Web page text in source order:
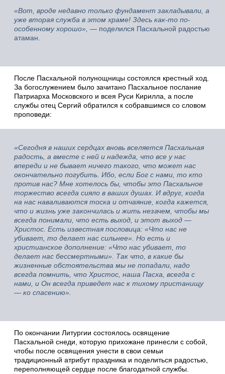
«Вот, вроде недавно только фундамент закладывали, а
уже вторая служба в этом храме! Здесь как-то по-
особенному хорошо», — поделился Пасхальной радостью
атаман.
После Пасхальной полунощницы состоялся крестный ход.
За богослужением было зачитано Пасхальное послание
Патриарха Московского и всея Руси Кирилла, а после
службы отец Сергий обратился к собравшимся со словом
проповеди:
«Сегодня в наших сердцах вновь вселяется Пасхальная
радость, а вместе с ней и надежда, что все у нас
впереди и не бывает ничего такого, что может нас
окончательно погубить. Ибо, если Бог с нами, то кто
против нас? Мне хотелось бы, чтобы это Пасхальное
торжество всегда сияло в ваших душах. И вдруг, когда
на нас наваливаются тоска и отчаяние, когда кажется,
что и жизнь уже закончилась и жить незачем, чтобы мы
всегда понимали, что есть выход, и этот выход —
Христос. Есть известная пословица: «Что нас не
убивает, то делает нас сильнее». Но есть и
христианское дополнение: «Что нас убивает, то
делает нас бессмертными». Так что, в какие бы
жизненные обстоятельства мы не попадали, надо
всегда помнить, что Христос, наша Пасха, всегда с
нами, и Он всегда приведет нас к тихому пристанищу
— ко спасению».
По окончании Литургии состоялось освящение
Пасхальной снеди, которую прихожане принесли с собой,
чтобы после освящения унести в свои семьи
традиционный атрибут праздника и поделиться радостью,
переполняющей сердце после благодатной службы.